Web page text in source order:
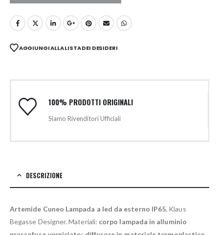
AGGIUNGI ALLA LISTA DEI DESIDERI
100% PRODOTTI ORIGINALI
Siamo Rivenditori Ufficiali
DESCRIZIONE
Artemide Cuneo Lampada a led da esterno IP65, Klaus
Begasse Designer. Materiali: corpo lampada in alluminio